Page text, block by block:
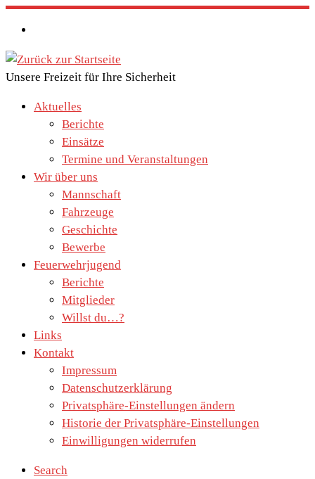
Zum
Inhalt
springen
Unsere Freizeit für Ihre Sicherheit
Aktuelles
Berichte
Einsätze
Termine und Veranstaltungen
Wir über uns
Mannschaft
Fahrzeuge
Geschichte
Bewerbe
Feuerwehrjugend
Berichte
Mitglieder
Willst du…?
Links
Kontakt
Impressum
Datenschutzerklärung
Privatsphäre-Einstellungen ändern
Historie der Privatsphäre-Einstellungen
Einwilligungen widerrufen
Search